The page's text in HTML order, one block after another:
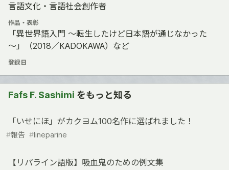
言語文化・言語社会創作者
作品・表彰
「異世界語入門 ～転生したけど日本語が通じなかった
～」（2018／KADOKAWA）など
登録日
Fafs F. Sashimi をもっと知る
「いせにほ」がカクヨム100名作に選ばれました！
#報告 #lineparine
【リパライン語版】吸血鬼のための例文集